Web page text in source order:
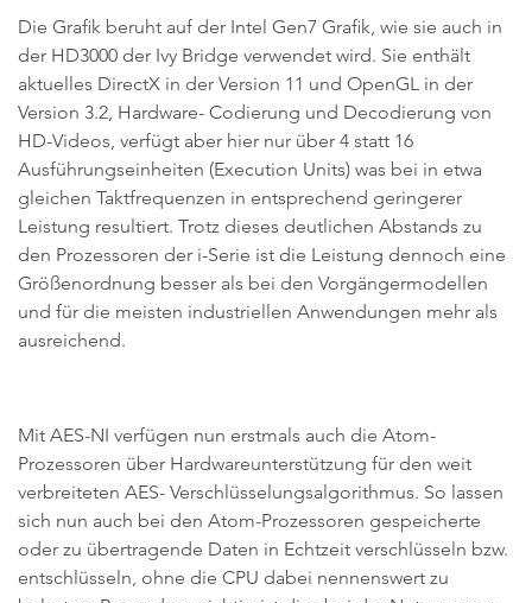
Die Grafik beruht auf der Intel Gen7 Grafik, wie sie auch in
der HD3000 der Ivy Bridge verwendet wird. Sie enthält
aktuelles DirectX in der Version 11 und OpenGL in der
Version 3.2, Hardware- Codierung und Decodierung von
HD-Videos, verfügt aber hier nur über 4 statt 16
Ausführungseinheiten (Execution Units) was bei in etwa
gleichen Taktfrequenzen in entsprechend geringerer
Leistung resultiert. Trotz dieses deutlichen Abstands zu
den Prozessoren der i-Serie ist die Leistung dennoch eine
Größenordnung besser als bei den Vorgängermodellen
und für die meisten industriellen Anwendungen mehr als
ausreichend.
Mit AES-NI verfügen nun erstmals auch die Atom-
Prozessoren über Hardwareunterstützung für den weit
verbreiteten AES- Verschlüsselungsalgorithmus. So lassen
sich nun auch bei den Atom-Prozessoren gespeicherte
oder zu übertragende Daten in Echtzeit verschlüsseln bzw.
entschlüsseln, ohne die CPU dabei nennenswert zu